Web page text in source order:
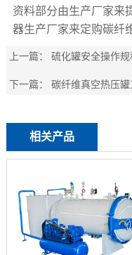
资料部分由生产厂家来
器生产厂家来定购碳纤
上一篇：硫化罐安全操作规
下一篇：碳纤维真空热压
相关产品